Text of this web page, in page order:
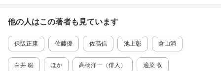
他の人はこの著者も見ています
保阪正康 佐藤優 佐高信 池上彰 倉山満
白井 聡 ほか 高橋洋一（俳人） 適菜 収